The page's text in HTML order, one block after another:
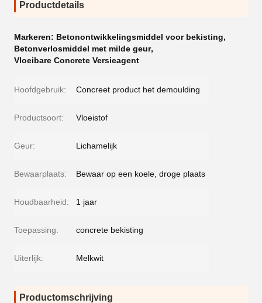
Productdetails
Markeren: Betonontwikkelingsmiddel voor bekisting,
Betonverlosmiddel met milde geur,
Vloeibare Concrete Versieagent
Hoofdgebruik: Concreet product het demoulding
Productsoort: Vloeistof
Geur: Lichamelijk
Bewaarplaats: Bewaar op een koele, droge plaats
Houdbaarheid: 1 jaar
Toepassing: concrete bekisting
Uiterlijk: Melkwit
Productomschrijving